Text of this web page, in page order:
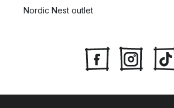
Nordic Nest outlet